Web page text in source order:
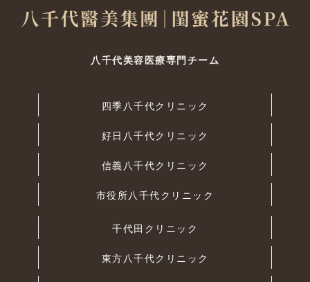
八千代美容医療専門チーム
四季八千代クリニック
好日八千代クリニック
信義八千代クリニック
市役所八千代クリニック
千代田クリニック
東方八千代クリニック